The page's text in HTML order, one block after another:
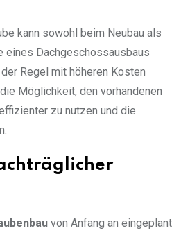
kann sowohl beim Neubau als
eines Dachgeschossausbaus
Regel mit höheren Kosten
Möglichkeit, den vorhandenen
zu nutzen und die
von Anfang an eingeplant